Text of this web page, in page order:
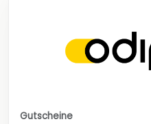
Gutscheine